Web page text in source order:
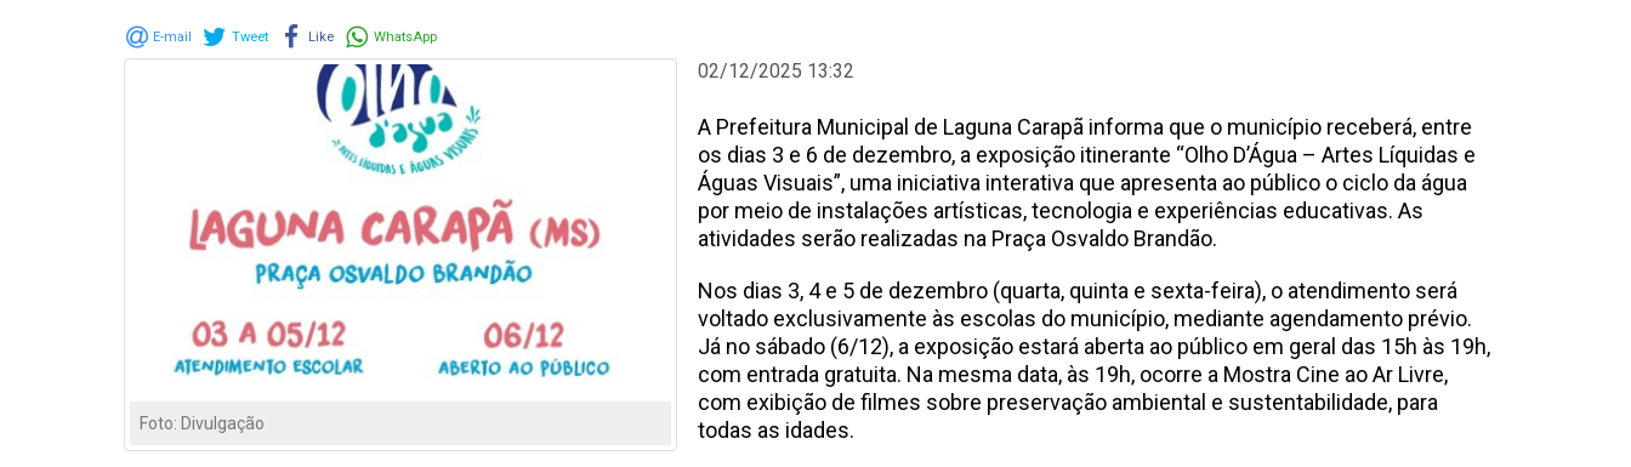
E-mail Tweet Like WhatsApp
Foto: Divulgação
02/12/2025 13:32
A Prefeitura Municipal de Laguna Carapã informa que o município receberá, entre
os dias 3 e 6 de dezembro, a exposição itinerante “Olho D’Água – Artes Líquidas e
Águas Visuais”, uma iniciativa interativa que apresenta ao público o ciclo da água
por meio de instalações artísticas, tecnologia e experiências educativas. As
atividades serão realizadas na Praça Osvaldo Brandão.
Nos dias 3, 4 e 5 de dezembro (quarta, quinta e sexta-feira), o atendimento será
voltado exclusivamente às escolas do município, mediante agendamento prévio.
Já no sábado (6/12), a exposição estará aberta ao público em geral das 15h às 19h,
com entrada gratuita. Na mesma data, às 19h, ocorre a Mostra Cine ao Ar Livre,
com exibição de filmes sobre preservação ambiental e sustentabilidade, para
todas as idades.